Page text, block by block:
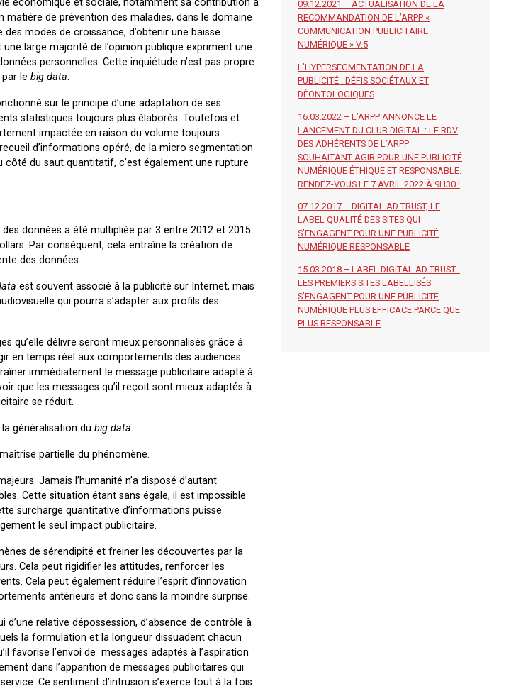
de prévention des maladies, dans le domaine
modes de croissance, d’obtenir une baisse
large majorité de l’opinion publique expriment une
personnelles. Cette inquiétude n’est pas propre
le big data.
sur le principe d’une adaptation de ses
statistiques toujours plus élaborés. Toutefois et
impactée en raison du volume toujours
d’informations opéré, de la micro segmentation
du saut quantitatif, c’est également une rupture
des données a été multipliée par 3 entre 2012 et 2015
Par conséquent, cela entraîne la création de
des données.
est souvent associé à la publicité sur Internet, mais
qui pourra s’adapter aux profils des
qu’elle délivre seront mieux personnalisés grâce à
en temps réel aux comportements des audiences.
immédiatement le message publicitaire adapté à
que les messages qu’il reçoit sont mieux adaptés à
se réduit.
généralisation du big data.
partielle du phénomène.
Jamais l’humanité n’a disposé d’autant
Cette situation étant sans égale, il est impossible
surcharge quantitative d’informations puisse
le seul impact publicitaire.
de sérendipité et freiner les découvertes par la
Cela peut rigidifier les attitudes, renforcer les
Cela peut également réduire l’esprit d’innovation
antérieurs et donc sans la moindre surprise.
relative dépossession, d’absence de contrôle à
la formulation et la longueur dissuadent chacun
favorise l’envoi de messages adaptés à l’aspiration
dans l’apparition de messages publicitaires qui
Ce sentiment d’intrusion s’exerce tout à la fois
09.12.2021 – ACTUALISATION DE LA
RECOMMANDATION DE L’ARPP «
COMMUNICATION PUBLICITAIRE
NUMÉRIQUE » V.5
L’HYPERSEGMENTATION DE LA
PUBLICITÉ : DÉFIS SOCIÉTAUX ET
DÉONTOLOGIQUES
16.03.2022 – L’ARPP ANNONCE LE
LANCEMENT DU CLUB DIGITAL : LE RDV
DES ADHÉRENTS DE L’ARPP
SOUHAITANT AGIR POUR UNE PUBLICITÉ
NUMÉRIQUE ÉTHIQUE ET RESPONSABLE.
RENDEZ-VOUS LE 7 AVRIL 2022 À 9H30 !
07.12.2017 – DIGITAL AD TRUST, LE
LABEL QUALITÉ DES SITES QUI
S’ENGAGENT POUR UNE PUBLICITÉ
NUMÉRIQUE RESPONSABLE
15.03.2018 – LABEL DIGITAL AD TRUST :
LES PREMIERS SITES LABELLISÉS
S’ENGAGENT POUR UNE PUBLICITÉ
NUMÉRIQUE PLUS EFFICACE PARCE QUE
PLUS RESPONSABLE